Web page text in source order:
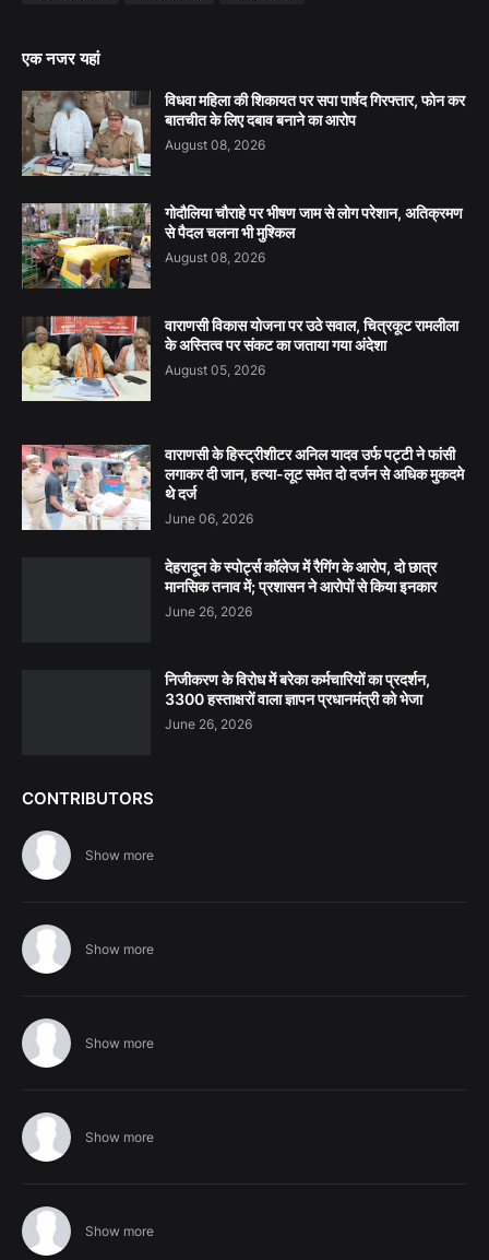
एक नजर यहां
विधवा महिला की शिकायत पर सपा पार्षद गिरफ्तार, फोन कर
बातचीत के लिए दबाव बनाने का आरोप
August 08, 2026
गोदौलिया चौराहे पर भीषण जाम से लोग परेशान, अतिक्रमण
से पैदल चलना भी मुश्किल
August 08, 2026
वाराणसी विकास योजना पर उठे सवाल, चित्रकूट रामलीला
के अस्तित्व पर संकट का जताया गया अंदेशा
August 05, 2026
वाराणसी के हिस्ट्रीशीटर अनिल यादव उर्फ पट्टी ने फांसी
लगाकर दी जान, हत्या-लूट समेत दो दर्जन से अधिक मुकदमे
थे दर्ज
June 06, 2026
देहरादून के स्पोर्ट्स कॉलेज में रैगिंग के आरोप, दो छात्र
मानसिक तनाव में; प्रशासन ने आरोपों से किया इनकार
June 26, 2026
निजीकरण के विरोध में बरेका कर्मचारियों का प्रदर्शन,
3300 हस्ताक्षरों वाला ज्ञापन प्रधानमंत्री को भेजा
June 26, 2026
CONTRIBUTORS
Show more
Show more
Show more
Show more
Show more